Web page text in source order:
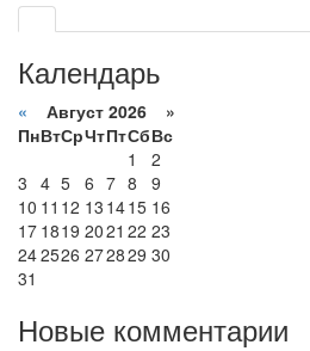
Календарь
« Август 2026 »
ПнВтСрЧтПтСбВс
1
2
3 4 5 6 7 8
9
10 11 12 13 1415 16
17 1819 2021 22 23
242526 272829 30
31
Новые комментарии